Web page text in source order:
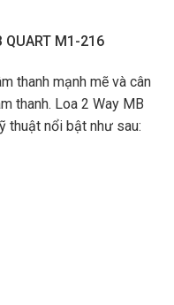
M1-216
thanh mạnh mẽ và cân
thanh. Loa 2 Way MB
thuật nổi bật như sau: